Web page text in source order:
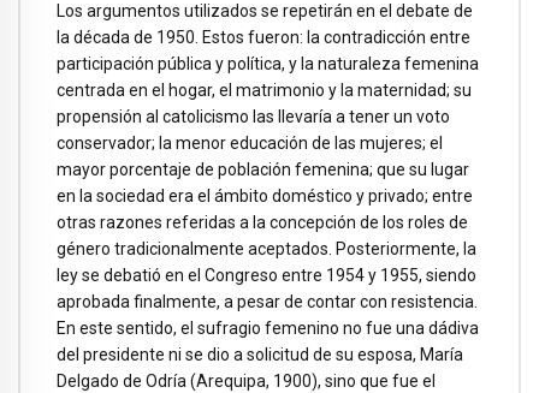
Los argumentos utilizados se repetirán en el debate de
la década de 1950. Estos fueron: la contradicción entre
participación pública y política, y la naturaleza femenina
centrada en el hogar, el matrimonio y la maternidad; su
propensión al catolicismo las llevaría a tener un voto
conservador; la menor educación de las mujeres; el
mayor porcentaje de población femenina; que su lugar
en la sociedad era el ámbito doméstico y privado; entre
otras razones referidas a la concepción de los roles de
género tradicionalmente aceptados. Posteriormente, la
ley se debatió en el Congreso entre 1954 y 1955, siendo
aprobada finalmente, a pesar de contar con resistencia.
En este sentido, el sufragio femenino no fue una dádiva
del presidente ni se dio a solicitud de su esposa, María
Delgado de Odría (Arequipa, 1900), sino que fue el